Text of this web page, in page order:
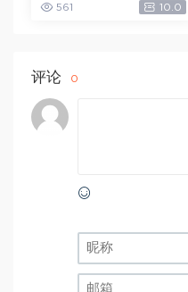
561 10.0
评论 0